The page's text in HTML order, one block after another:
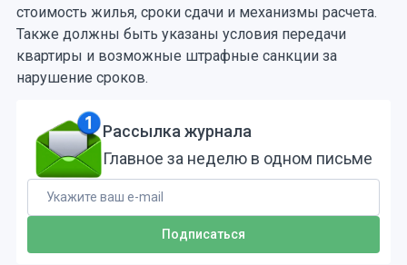
стоимость жилья, сроки сдачи и механизмы расчета.
Также должны быть указаны условия передачи
квартиры и возможные штрафные санкции за
нарушение сроков.
Рассылка журнала
Главное за неделю в одном письме